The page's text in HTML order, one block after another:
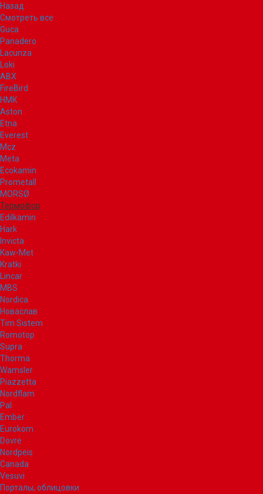
Назад
Смотреть все
Guca
Panadero
Lacunza
Loki
ABX
FireBird
НМК
Aston
Etna
Everest
Mcz
Meta
Ecokamin
Prometall
MORSØ
Термофор
Edilkamin
Hark
Invicta
Kaw-Met
Kratki
Lincar
MBS
Nordica
Новаслав
Tim Sistem
Romotop
Supra
Thorma
Wamsler
Piazzetta
Nordflam
Pal
Ember
Eurokom
Dovre
Nordpeis
Canada
Vesuvi
Порталы, облицовки